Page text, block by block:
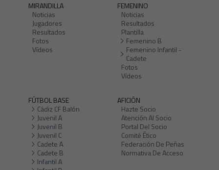
MIRANDILLA
Noticias
Jugadores
Resultados
Fotos
Vídeos
FEMENINO
Noticias
Resultados
Plantilla
Femenino B
Femenino Infantil -
Cadete
Fotos
Vídeos
FÚTBOL BASE
Cádiz CF Balón
Juvenil A
Juvenil B
Juvenil C
Cadete A
Cadete B
Infantil A
AFICIÓN
Hazte Socio
Atención Al Socio
Portal Del Socio
Comité Ético
Federación De Peñas
Normativa De Acceso